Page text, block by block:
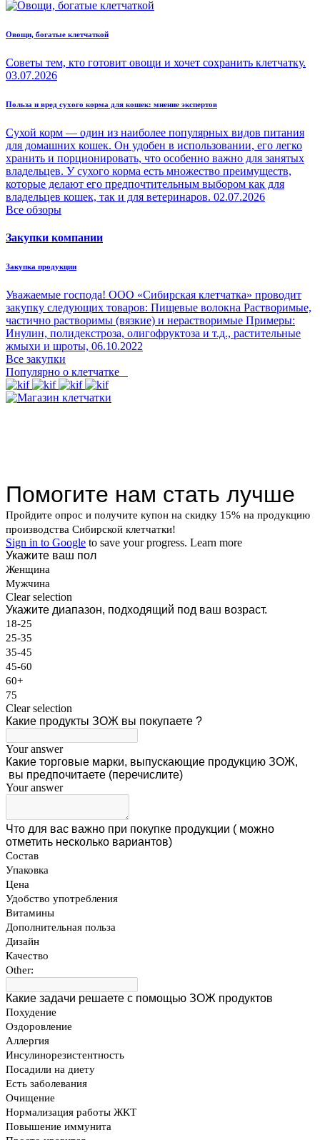
Овощи, богатые клетчаткой
Советы тем, кто готовит овощи и хочет сохранить клетчатку.
03.07.2026
Польза и вред сухого корма для кошек: мнение экспертов
Сухой корм — один из наиболее популярных видов питания
для домашних кошек. Он удобен в использовании, его легко
хранить и порционировать, что особенно важно для занятых
владельцев. У сухого корма есть множество преимуществ,
которые делают его предпочтительным выбором как для
владельцев кошек, так и для ветеринаров. 02.07.2026
Все обзоры
Закупки компании
Закупка продукции
Уважаемые господа! ООО «Сибирская клетчатка» проводит
закупку следующих товаров: Пищевые волокна Растворимые,
частично растворимы (вязкие) и нерастворимые Примеры:
Инулин, полидекстроза, олигофруктоза и т.д., растительные
жмыхи и шроты, 06.10.2022
Все закупки
Популярно о клетчатке